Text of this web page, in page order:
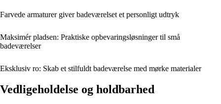
Farvede armaturer giver badeværelset et personligt udtryk
Maksimér pladsen: Praktiske opbevaringsløsninger til små
badeværelser
Eksklusiv ro: Skab et stilfuldt badeværelse med mørke materialer
Vedligeholdelse og holdbarhed